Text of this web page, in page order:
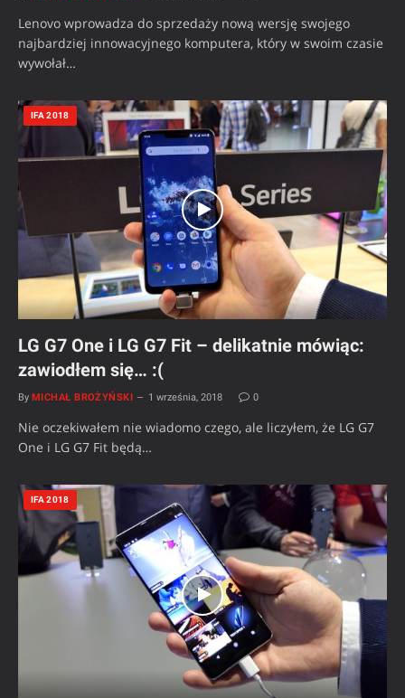
Lenovo wprowadza do sprzedaży nową wersję swojego
najbardziej innowacyjnego komputera, który w swoim czasie
wywołał…
IFA 2018
LG G7 One i LG G7 Fit – delikatnie mówiąc:
zawiodłem się… :(
By MICHAŁ BROŻYŃSKI 1 września, 2018 0
Nie oczekiwałem nie wiadomo czego, ale liczyłem, że LG G7
One i LG G7 Fit będą…
IFA 2018